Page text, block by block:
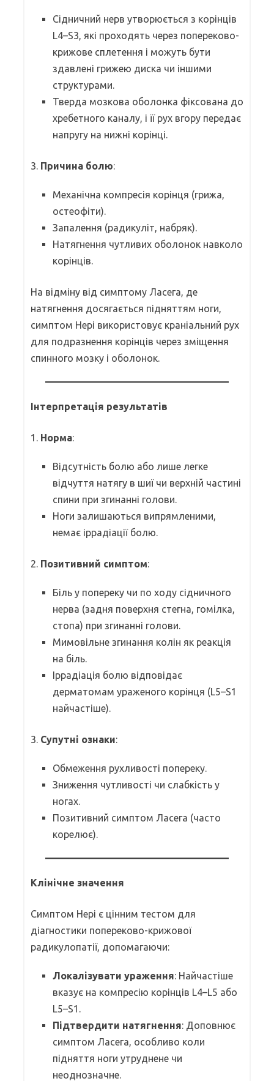
Сідничний нерв утворюється з корінців
L4–S3, які проходять через попереково-
крижове сплетення і можуть бути
здавлені грижею диска чи іншими
структурами.
Тверда мозкова оболонка фіксована до
хребетного каналу, і її рух вгору передає
напругу на нижні корінці.
3. Причина болю:
Механічна компресія корінця (грижа,
остеофіти).
Запалення (радикуліт, набряк).
Натягнення чутливих оболонок навколо
корінців.
На відміну від симптому Ласега, де
натягнення досягається підняттям ноги,
симптом Нері використовує краніальний рух
для подразнення корінців через зміщення
спинного мозку і оболонок.
Інтерпретація результатів
1. Норма:
Відсутність болю або лише легке
відчуття натягу в шиї чи верхній частині
спини при згинанні голови.
Ноги залишаються випрямленими,
немає іррадіації болю.
2. Позитивний симптом:
Біль у попереку чи по ходу сідничного
нерва (задня поверхня стегна, гомілка,
стопа) при згинанні голови.
Мимовільне згинання колін як реакція
на біль.
Іррадіація болю відповідає
дерматомам ураженого корінця (L5–S1
найчастіше).
3. Супутні ознаки:
Обмеження рухливості попереку.
Зниження чутливості чи слабкість у
ногах.
Позитивний симптом Ласега (часто
корелює).
Клінічне значення
Симптом Нері є цінним тестом для
діагностики попереково-крижової
радикулопатії, допомагаючи:
Локалізувати ураження: Найчастіше
вказує на компресію корінців L4–L5 або
L5–S1.
Підтвердити натягнення: Доповнює
симптом Ласега, особливо коли
підняття ноги утруднене чи
неоднозначне.